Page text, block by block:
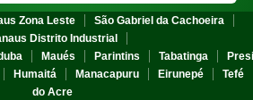
Zona Leste
São Gabriel da Cachoeira
Distrito Industrial
Maués Parintins Tabatinga
Humaitá Manacapuru Eirunepé
Tefé
do Acre